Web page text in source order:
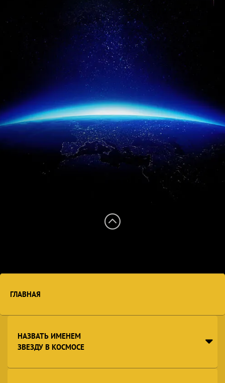
ГЛАВНАЯ
НАЗВАТЬ ИМЕНЕМ
ЗВЕЗДУ В КОСМОСЕ